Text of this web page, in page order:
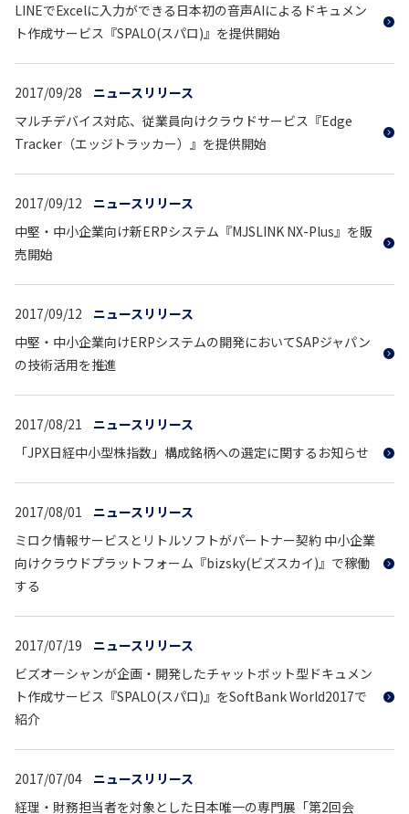
LINEでExcelに入力ができる日本初の音声AIによるドキュメン
ト作成サービス『SPALO(スパロ)』を提供開始
2017/09/28
ニュースリリース
マルチデバイス対応、従業員向けクラウドサービス『Edge
Tracker（エッジトラッカー）』を提供開始
2017/09/12
ニュースリリース
中堅・中小企業向け新ERPシステム『MJSLINK NX-Plus』を販
売開始
2017/09/12
ニュースリリース
中堅・中小企業向けERPシステムの開発においてSAPジャパン
の技術活用を推進
2017/08/21
ニュースリリース
「JPX日経中小型株指数」構成銘柄への選定に関するお知らせ
2017/08/01
ニュースリリース
ミロク情報サービスとリトルソフトがパートナー契約 中小企業
向けクラウドプラットフォーム『bizsky(ビズスカイ)』で稼働
する
2017/07/19
ニュースリリース
ビズオーシャンが企画・開発したチャットボット型ドキュメン
ト作成サービス『SPALO(スパロ)』をSoftBank World2017で
紹介
2017/07/04
ニュースリリース
経理・財務担当者を対象とした日本唯一の専門展「第2回会